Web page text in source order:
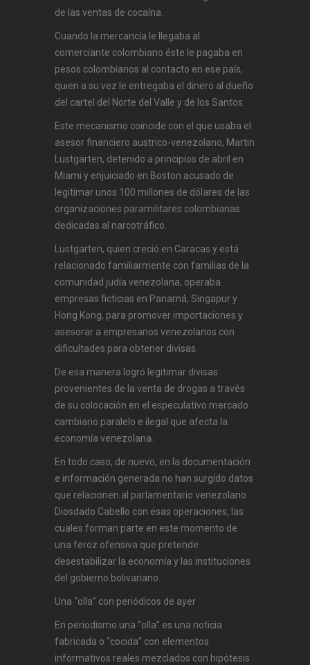
de las ventas de cocaína.
Cuando la mercancía le llegaba al
comerciante colombiano éste le pagaba en
pesos colombianos al contacto en ese país,
quien a su vez le entregaba el dinero al dueño
del cartel del Norte del Valle y de los Santos.
Este mecanismo coincide con el que usaba el
asesor financiero austrico-venezolano, Martin
Lustgarten, detenido a principios de abril en
Miami y enjuiciado en Boston acusado de
legitimar unos 100 millones de dólares de las
organizaciones paramilitares colombianas
dedicadas al narcotráfico.
Lustgarten, quien creció en Caracas y está
relacionado familiarmente con familias de la
comunidad judía venezolana, operaba
empresas ficticias en Panamá, Singapur y
Hong Kong, para promover importaciones y
asesorar a empresarios venezolanos con
dificultades para obtener divisas.
De esa manera logró legitimar divisas
provenientes de la venta de drogas a través
de su colocación en el especulativo mercado
cambiario paralelo e ilegal que afecta la
economía venezolana.
En todo caso, de nuevo, en la documentación
e información generada no han surgido datos
que relacionen al parlamentario venezolano
Diosdado Cabello con esas operaciones, las
cuales forman parte en este momento de
una feroz ofensiva que pretende
desestabilizar la economía y las instituciones
del gobierno bolivariano.
Una “olla” con periódicos de ayer
En periodismo una “olla” es una noticia
fabricada o “cocida” con elementos
informativos reales mezclados con hipótesis